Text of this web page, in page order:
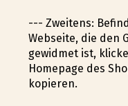
--- Zweitens:
Webseite, die den
gewidmet ist,
Homepage des
kopieren.